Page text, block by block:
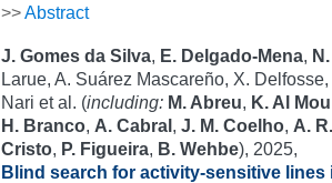
>>Abstract
J. Gomes da Silva, E. Delgado-Mena,
Larue, A. Suárez Mascareño, X.
Nari et al. (including: M. Abreu, K. Al
H. Branco, A. Cabral , J. M. Coelho, A.
Cristo, P. Figueira, B. Wehbe), 2025,
Blind search for activity-sensitive